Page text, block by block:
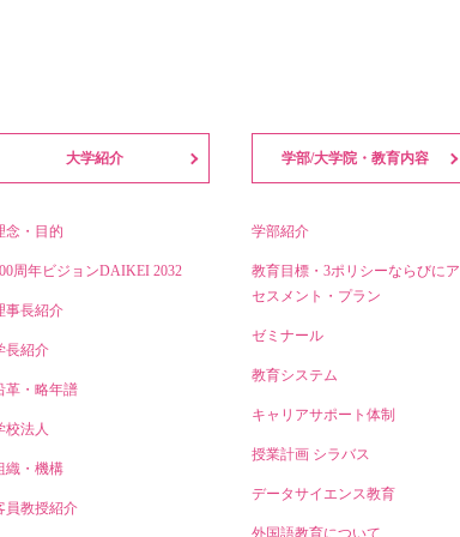
大学紹介
念・目的
周年ビジョンDAIKEI 2032
事長紹介
長紹介
革・略年譜
校法人
織・機構
員教授紹介
学部/大学院・教育内容
学部紹介
教育目標・3ポリシーならびにア
セスメント・プラン
ゼミナール
教育システム
キャリアサポート体制
授業計画 シラバス
データサイエンス教育
外国語教育について